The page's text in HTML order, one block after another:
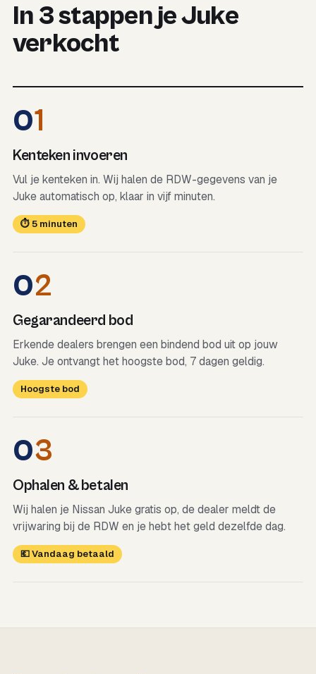
In 3 stappen je Juke
verkocht
01
Kenteken invoeren
Vul je kenteken in. Wij halen de RDW-gegevens van je
Juke automatisch op, klaar in vijf minuten.
⏱ 5 minuten
02
Gegarandeerd bod
Erkende dealers brengen een bindend bod uit op jouw
Juke. Je ontvangt het hoogste bod, 7 dagen geldig.
Hoogste bod
03
Ophalen & betalen
Wij halen je Nissan Juke gratis op, de dealer meldt de
vrijwaring bij de RDW en je hebt het geld dezelfde dag.
💶 Vandaag betaald